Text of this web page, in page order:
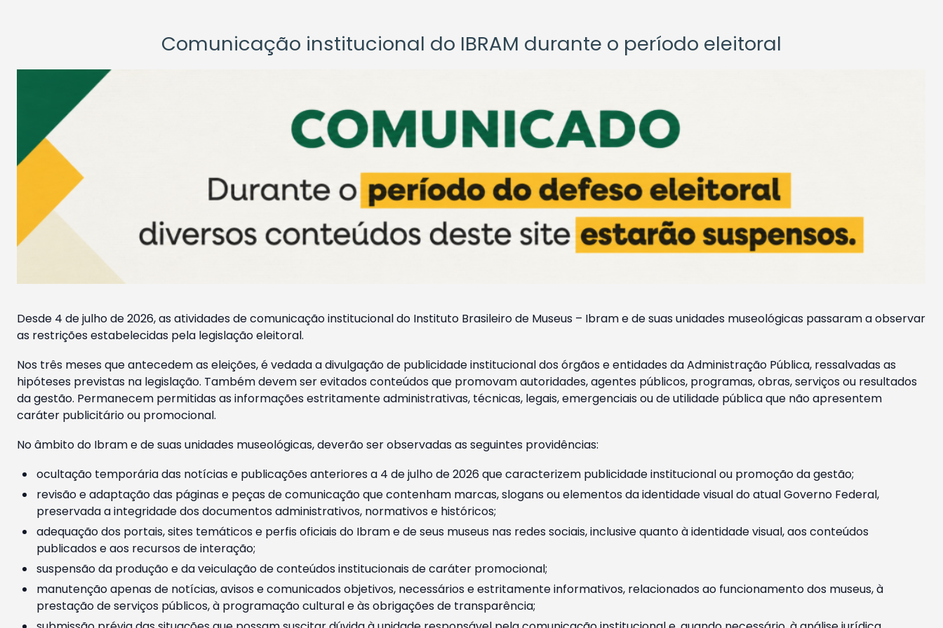
Comunicação institucional do IBRAM durante o período eleitoral
Desde 4 de julho de 2026, as atividades de comunicação institucional do Instituto Brasileiro de Museus – Ibram e de suas unidades museológicas passaram a observar
as restrições estabelecidas pela legislação eleitoral.
Nos três meses que antecedem as eleições, é vedada a divulgação de publicidade institucional dos órgãos e entidades da Administração Pública, ressalvadas as
hipóteses previstas na legislação. Também devem ser evitados conteúdos que promovam autoridades, agentes públicos, programas, obras, serviços ou resultados
da gestão. Permanecem permitidas as informações estritamente administrativas, técnicas, legais, emergenciais ou de utilidade pública que não apresentem
caráter publicitário ou promocional.
No âmbito do Ibram e de suas unidades museológicas, deverão ser observadas as seguintes providências:
ocultação temporária das notícias e publicações anteriores a 4 de julho de 2026 que caracterizem publicidade institucional ou promoção da gestão;
revisão e adaptação das páginas e peças de comunicação que contenham marcas, slogans ou elementos da identidade visual do atual Governo Federal,
preservada a integridade dos documentos administrativos, normativos e históricos;
adequação dos portais, sites temáticos e perfis oficiais do Ibram e de seus museus nas redes sociais, inclusive quanto à identidade visual, aos conteúdos
publicados e aos recursos de interação;
suspensão da produção e da veiculação de conteúdos institucionais de caráter promocional;
manutenção apenas de notícias, avisos e comunicados objetivos, necessários e estritamente informativos, relacionados ao funcionamento dos museus, à
prestação de serviços públicos, à programação cultural e às obrigações de transparência;